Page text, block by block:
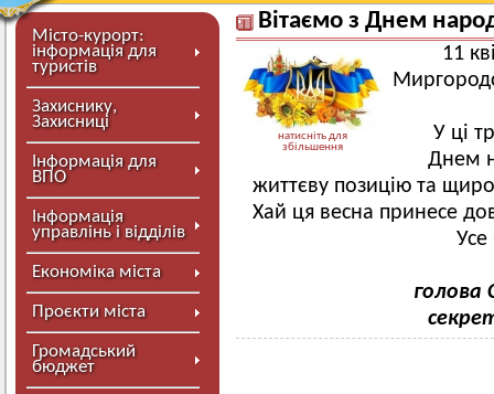
Місто-курорт:
інформація для
туристів
Захиснику,
Захисниці
Інформація для
ВПО
Інформація
управлінь і відділів
Економіка міста
Проєкти міста
Громадський
бюджет
Вітаємо з Днем
натисніть для
збільшення
11
У ці
Днем
життєву позицію та
Хай ця весна принесе
Усе
голова